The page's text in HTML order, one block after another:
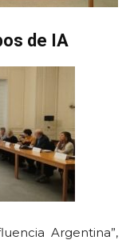
de IA
Argentina”,